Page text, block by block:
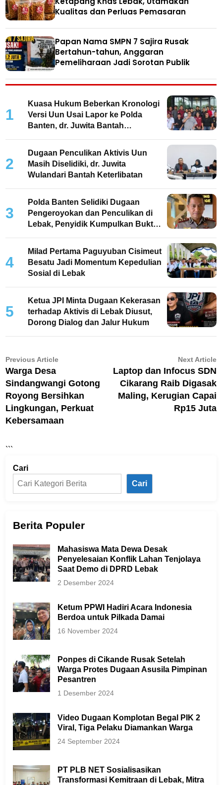
Kualitas dan Perluas Pemasaran
Papan Nama SMPN 7 Sajira Rusak
Bertahun-tahun, Anggaran
Pemeliharaan Jadi Sorotan Publik
1
Kuasa Hukum Beberkan Kronologi
Versi Uun Usai Lapor ke Polda
Banten, dr. Juwita Bantah
2
Dugaan Penculikan Aktivis Uun
Masih Diselidiki, dr. Juwita
Wulandari Bantah Keterlibatan
3
Polda Banten Selidiki Dugaan
Pengeroyokan dan Penculikan di
Lebak, Penyidik Kumpulkan Bukti
4
Milad Pertama Paguyuban Cisimeut
Besatu Jadi Momentum Kepedulian
Sosial di Lebak
5
Ketua JPI Minta Dugaan Kekerasan
terhadap Aktivis di Lebak Diusut,
Dorong Dialog dan Jalur Hukum
Navigasi
pos
Previous ArticlePrevious
Warga Desa
Sindangwangi Gotong
Royong Bersihkan
Lingkungan, Perkuat
Kebersamaan
Next Article
Laptop dan Infocus SDN
Cikarang Raib Digasak
Maling, Kerugian Capai
Rp15 Juta
```
Cari
Cari
Berita Populer
Mahasiswa Mata Dewa Desak
Penyelesaian Konflik Lahan Tenjolaya
Saat Demo di DPRD Lebak
2 Desember 2024
Ketum PPWI Hadiri Acara Indonesia
Berdoa untuk Pilkada Damai
16 November 2024
Ponpes di Cikande Rusak Setelah
Warga Protes Dugaan Asusila Pimpinan
Pesantren
1 Desember 2024
Video Dugaan Komplotan Begal PIK 2
Viral, Tiga Pelaku Diamankan Warga
24 September 2024
PT PLB NET Sosialisasikan
Transformasi Kemitraan di Lebak, Mitra